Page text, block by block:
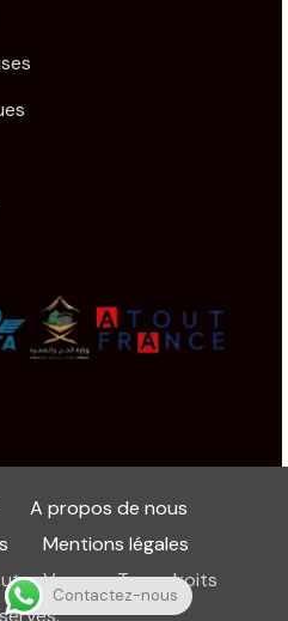
A propos de nous
Mentions légales
Voyage. Tous droits
Contactez-nous